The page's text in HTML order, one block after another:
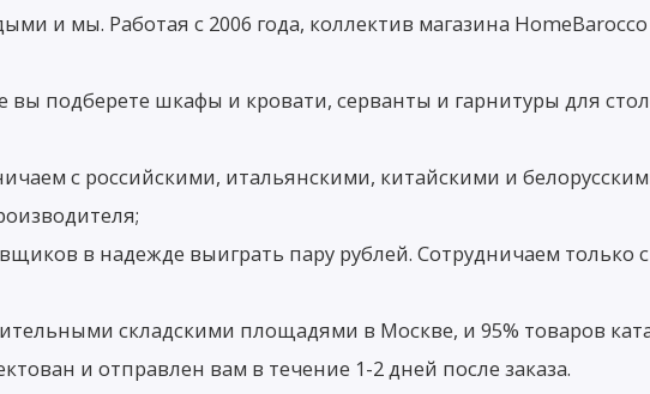
и мы. Работая с 2006 года, коллектив магазина
шкафы и кровати, серванты и гарнитуры для
с российскими, итальянскими, китайскими и
в надежде выиграть пару рублей. Сотрудничаем только
складскими площадями в Москве, и 95% товаров
и отправлен вам в течение 1-2 дней после заказа.